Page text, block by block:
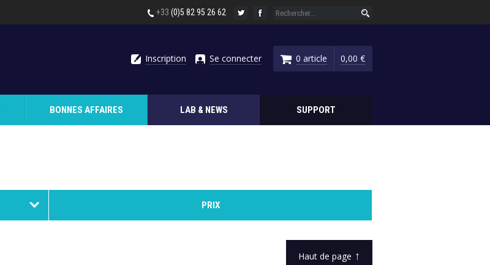
+33 (0)5 82 95 26 62
Inscription Se connecter 0 article 0,00 €
BONNES AFFAIRES LAB & NEWS SUPPORT
PRIX
Haut de page ↑